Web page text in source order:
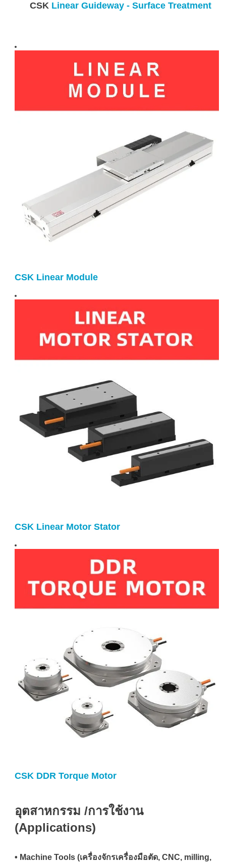
CSK Linear Guideway - Surface Treatment
CSK Linear Module
CSK Linear Motor Stator
CSK DDR Torque Motor
อุตสาหกรรม /การใช้งาน
(Applications)
• Machine Tools (เครื่องจักรเครื่องมือตัด, CNC, milling,